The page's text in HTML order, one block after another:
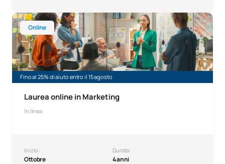
Online
Fino al 25% di aiuto entro il 15 agosto
Laurea online in Marketing
In linea
Inizio:
Ottobre
Durata:
4 anni
Laurea in Marketing online